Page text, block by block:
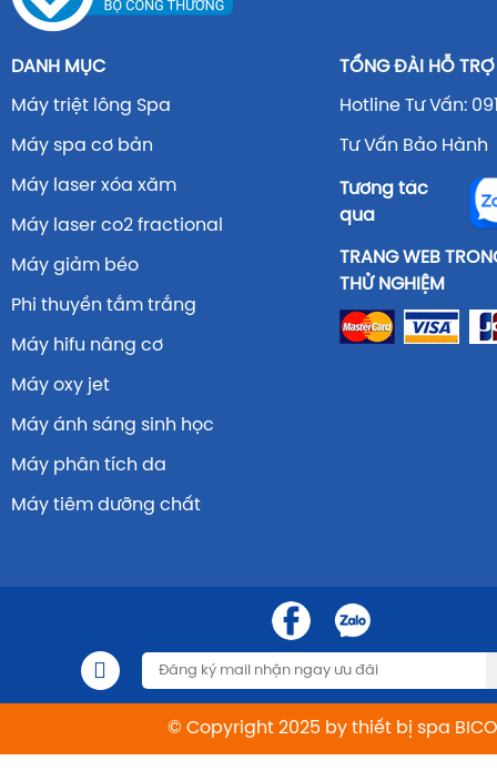
DANH MỤC
Máy triệt lông Spa
Máy spa cơ bản
Máy laser xóa xăm
Máy laser co2 fractional
Máy giảm béo
Phi thuyền tắm trắng
Máy hifu nâng cơ
Máy oxy jet
Máy ánh sáng sinh học
Máy phân tích da
Máy tiêm dưỡng chất
TỔNG ĐÀI HỖ TRỢ
Hotline Tư Vấn:
Tư Vấn Bảo Hành
Tương tác
qua
TRANG WEB
THỬ NGHIỆM
© Copyright 2025 by thiết bị spa BICO